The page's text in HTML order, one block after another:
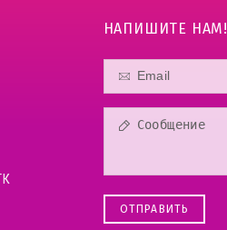
НАПИШИТЕ НАМ!
ОТПРАВИТЬ